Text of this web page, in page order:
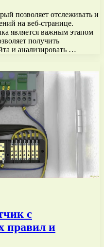
позволяет отслеживать и
на веб-странице.
является важным этапом
получить
и анализировать …
с
правил и